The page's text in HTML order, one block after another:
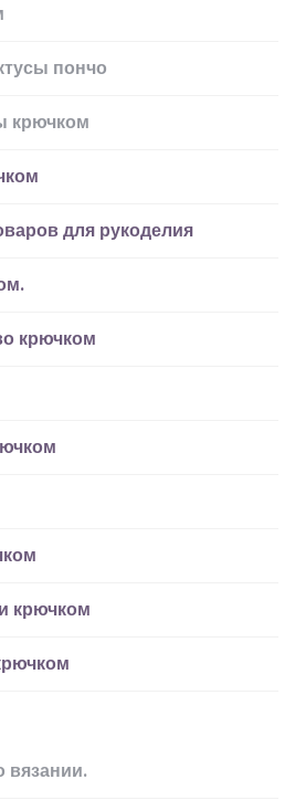
пончо
крючком
для рукоделия
крючком
крючком
вязании.